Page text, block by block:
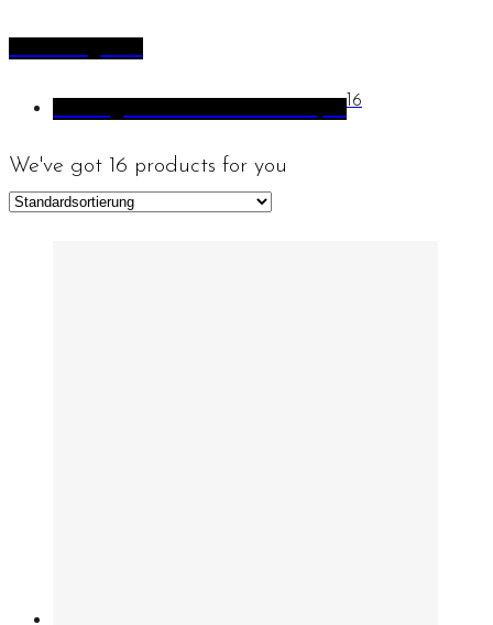
16
We've got 16 products for you